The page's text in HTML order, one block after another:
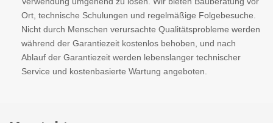
Ort, technische Schulungen und regelmäßige Folgebesuche.
Nicht durch Menschen verursachte Qualitätsprobleme werden
während der Garantiezeit kostenlos behoben, und nach
Ablauf der Garantiezeit werden lebenslanger technischer
Service und kostenbasierte Wartung angeboten.